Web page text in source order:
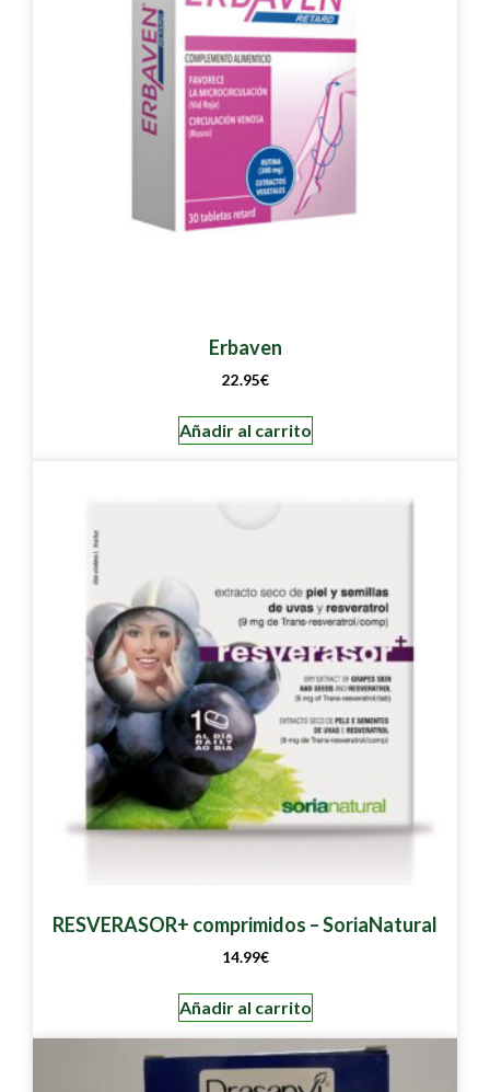
Erbaven
22.95€
Añadir al carrito
RESVERASOR+ comprimidos – SoriaNatural
14.99€
Añadir al carrito